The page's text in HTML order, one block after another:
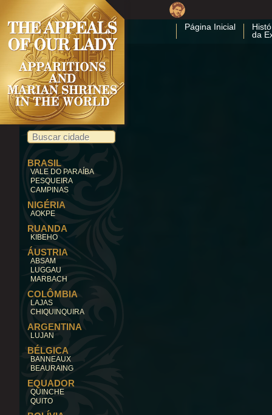
Página Inicial
da
BRASIL
VALE DO PARAÍBA
PESQUEIRA
CAMPINAS
NIGÉRIA
AOKPE
RUANDA
KIBEHO
ÁUSTRIA
ABSAM
LUGGAU
MARBACH
COLÔMBIA
LAJAS
CHIQUINQUIRA
ARGENTINA
LUJAN
BÉLGICA
BANNEAUX
BEAURAING
EQUADOR
QUINCHE
QUITO